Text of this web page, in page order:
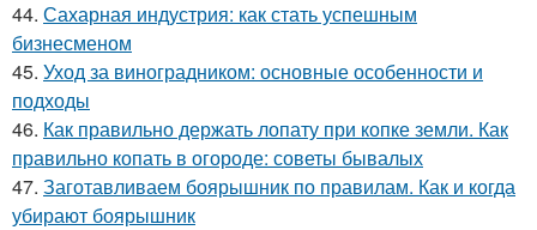
44. Сахарная индустрия: как стать успешным
бизнесменом
45. Уход за виноградником: основные особенности и
подходы
46. Как правильно держать лопату при копке земли. Как
правильно копать в огороде: советы бывалых
47. Заготавливаем боярышник по правилам. Как и когда
убирают боярышник